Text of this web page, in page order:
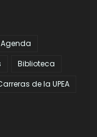
Agenda
Biblioteca
de la UPEA